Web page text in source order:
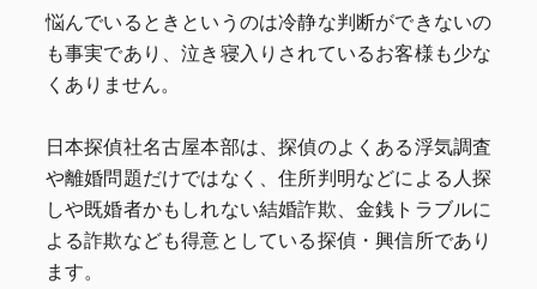
悩んでいるときというのは冷静な判断ができないの
も事実であり、泣き寝入りされているお客様も少な
くありません。
日本探偵社名古屋本部は、探偵のよくある浮気調査
や離婚問題だけではなく、住所判明などによる人探
しや既婚者かもしれない結婚詐欺、金銭トラブルに
よる詐欺なども得意としている探偵・興信所であり
ます。